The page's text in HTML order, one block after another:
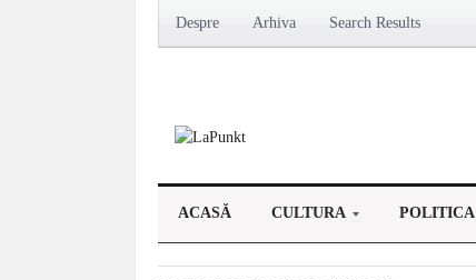
Despre Arhiva Search Results
ACASĂ CULTURA POLITICA